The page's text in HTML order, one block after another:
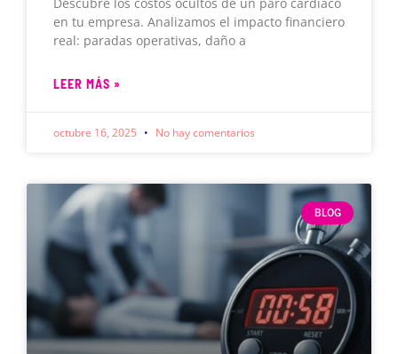
en tu empresa. Analizamos el impacto financiero
real: paradas operativas, daño a
LEER MÁS »
octubre 16, 2025 No hay comentarios
BLOG